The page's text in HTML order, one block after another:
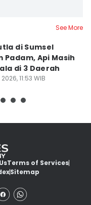
See More
di Sumsel
Padam, Api Masih
di 3 Daerah
11:53 WIB
Terms of Services
Sitemap